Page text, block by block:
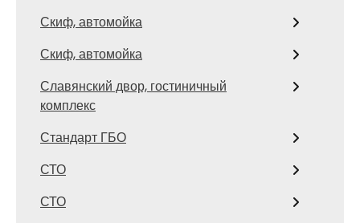
Скиф, автомойка
Скиф, автомойка
Славянский двор, гостиничный
комплекс
Стандарт ГБО
СТО
СТО